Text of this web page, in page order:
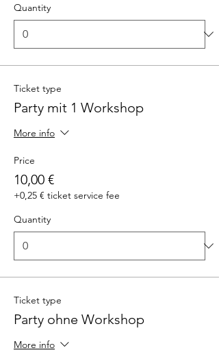
Quantity
Ticket type
Party mit 1 Workshop
More info
Price
10,00 €
+0,25 € ticket service fee
Quantity
Ticket type
Party ohne Workshop
More info